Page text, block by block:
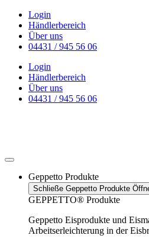
Zum
Inhalt
wechseln
Login
Händlerbereich
Über uns
04431 / 945 56 06
Login
Händlerbereich
Über uns
04431 / 945 56 06
Geppetto Produkte
Schließe Geppetto Produkte
GEPPETTO® Produkte
Geppetto Eisprodukte und
Arbeitserleichterung in der